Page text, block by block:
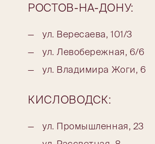
РОСТОВ-НА-ДОНУ:
ул. Вересаева, 101/3
ул. Левобережная, 6/6
ул. Владимира Жоги, 6
КИСЛОВОДСК:
ул. Промышленная, 23